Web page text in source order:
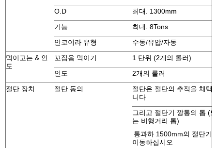
O.D
최대. 1300mm
기능
최대. 8Tons
안코이라 유형
수동/유압/자동
먹이고는 & 인
도
꼬집음 먹이기
1 단위 (2개의 롤러)
인도
2개의 롤러
절단 장치
절단 동의
절단은 절단의 추적을 채택
니다
그리고 절단기 깡통의 톱 (또
는 비행거리 톱)
통과하 1500mm의 절단기
이동하십시오